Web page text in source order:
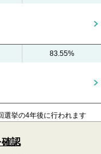
83.55%
選挙の4年後に行われます
認